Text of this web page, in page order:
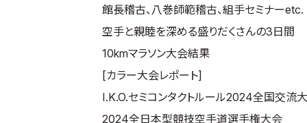
館長稽古、八巻師範稽古、組手セミナーetc.
空手と親睦を深める盛りだくさんの3日間
10kmマラソン大会結果
[カラー大会レポート]
I.K.O.セミコンタクトルール2024全国交流
2024全日本型競技空手道選手権大会